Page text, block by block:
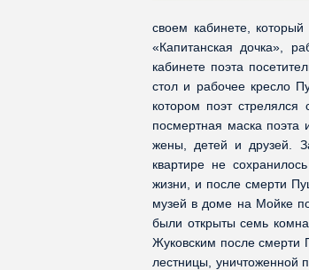
своем кабинете,
«Капитанская дочка»,
кабинете поэта
стол и рабочее кресло
котором поэт стрелялся
посмертная маска
жены, детей и друзей.
квартире не
жизни, и после смерти
музей в доме на Мойке
были открыты семь
Жуковским после смерти
лестницы, уничтоженной